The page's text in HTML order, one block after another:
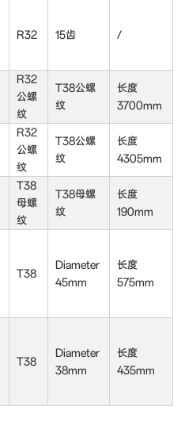
R32 15齿 /
R32
公螺
纹
T38公螺
纹
长度
3700mm
R32
公螺
纹
T38公螺
纹
长度
4305mm
T38
母螺
纹
T38母螺
纹
长度
190mm
T38
Diameter
45mm
长度
575mm
T38
Diameter
38mm
长度
435mm